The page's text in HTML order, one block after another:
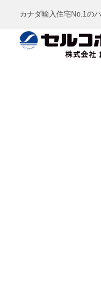
カナダ輸入住宅No.1の